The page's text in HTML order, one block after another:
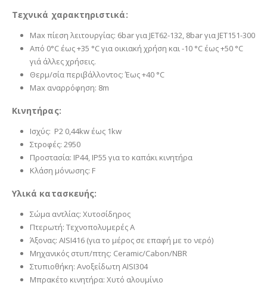
Τεχνικά χαρακτηριστικά:
Max πίεση λειτουργίας: 6bar για JET62-132, 8bar για JET151-300
Από 0°C έως +35 °C για οικιακή χρήση και -10 °C έως +50 °C
γιά άλλες χρήσεις.
Θερμ/σία περιβάλλοντος: Έως +40 °C
Max αναρρόφηση: 8m
Κινητήρας:
Ισχύς: P2 0,44kw έως 1kw
Στροφές: 2950
Προστασία: IP44, IP55 για το καπάκι κινητήρα
Κλάση μόνωσης: F
Υλικά κατασκευής:
Σώμα αντλίας: Χυτοσίδηρος
Πτερωτή: Τεχνοπολυμερές Α
Άξονας: AISI416 (για το μέρος σε επαφή με το νερό)
Μηχανικός στυπ/πτης: Ceramic/Cabon/NBR
Στυπιοθήκη: Ανοξείδωτη AISI304
Μπρακέτο κινητήρα: Χυτό αλουμίνιο